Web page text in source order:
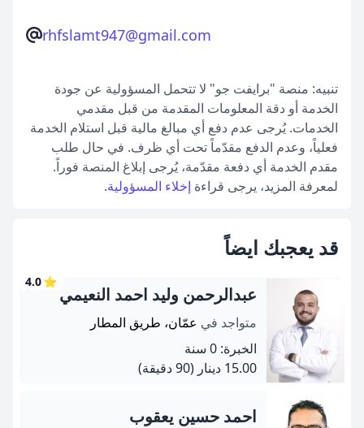
rhfslamt947@gmail.com
تنبيه: منصة "برايفت جو" لا تتحمل المسؤولية عن جودة
الخدمة أو دقة المعلومات المقدمة من قبل مقدمي
الخدمات. يُرجى عدم دفع أي مبالغ مالية قبل استلام الخدمة
فعلياً، وعدم الدفع مقدّماً تحت أي ظرف. في حال طلب
مقدم الخدمة أي دفعة مقدّمة، يُرجى إبلاغ المنصة فوراً.
لمعرفة المزيد، يرجى قراءة إخلاء المسؤولية.
قد يعجبك ايضاً
⭐
4.0
عبدالرحمن وليد احمد النعيمي
متواجد في عمّان، طريق المطار
الخبرة: 0 سنة
15.00 دينار
(90 دقيقة)
احمد حسين يعقوب